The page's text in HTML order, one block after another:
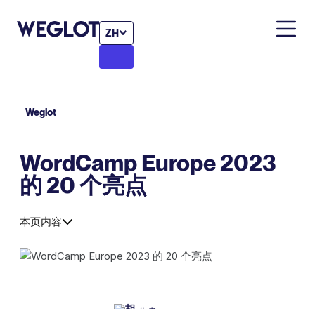
ZH
Weglot
WordCamp Europe 2023
的 20 个亮点
本页内容